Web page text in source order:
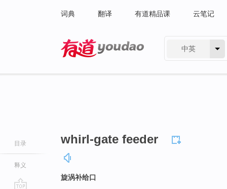
词典 翻译 有道精品课 云笔记
中英
目录
释义
whirl-gate feeder
旋涡补给口